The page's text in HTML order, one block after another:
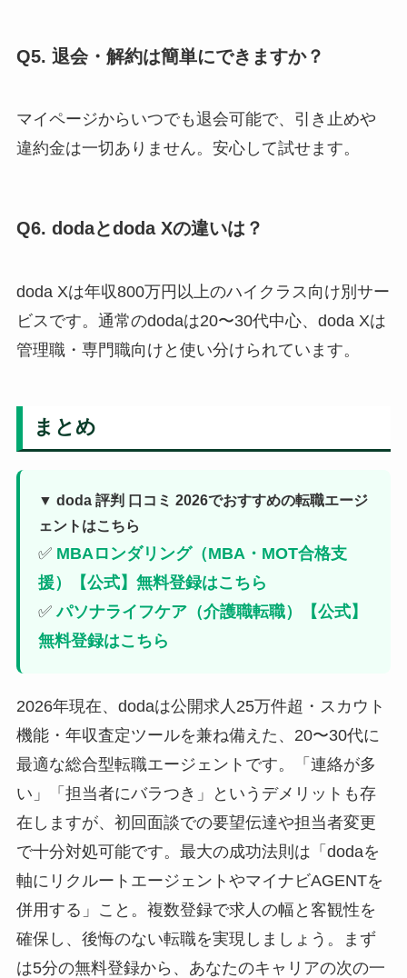
Q5. 退会・解約は簡単にできますか？
マイページからいつでも退会可能で、引き止めや
違約金は一切ありません。安心して試せます。
Q6. dodaとdoda Xの違いは？
doda Xは年収800万円以上のハイクラス向け別サー
ビスです。通常のdodaは20〜30代中心、doda Xは
管理職・専門職向けと使い分けられています。
まとめ
▼ doda 評判 口コミ 2026でおすすめの転職エージ
ェントはこちら
✅ MBAロンダリング（MBA・MOT合格支
援）【公式】無料登録はこちら
✅パソナライフケア（介護職転職）【公式】
無料登録はこちら
2026年現在、dodaは公開求人25万件超・スカウト
機能・年収査定ツールを兼ね備えた、20〜30代に
最適な総合型転職エージェントです。「連絡が多
い」「担当者にバラつき」というデメリットも存
在しますが、初回面談での要望伝達や担当者変更
で十分対処可能です。最大の成功法則は「dodaを
軸にリクルートエージェントやマイナビAGENTを
併用する」こと。複数登録で求人の幅と客観性を
確保し、後悔のない転職を実現しましょう。まず
は5分の無料登録から、あなたのキャリアの次の一